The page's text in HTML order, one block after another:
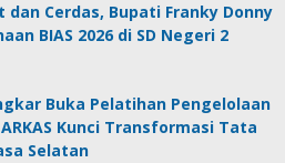
dan Cerdas, Bupati Franky Donny
BIAS 2026 di SD Negeri 2
Buka Pelatihan Pengelolaan
Kunci Transformasi Tata
Selatan